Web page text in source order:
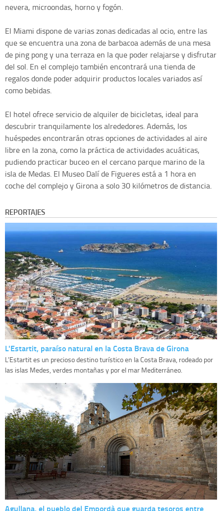
nevera, microondas, horno y fogón.
El Miami dispone de varias zonas dedicadas al ocio, entre las
que se encuentra una zona de barbacoa además de una mesa
de ping pong y una terraza en la que poder relajarse y disfrutar
del sol. En el complejo también encontrará una tienda de
regalos donde poder adquirir productos locales variados así
como bebidas.
El hotel ofrece servicio de alquiler de bicicletas, ideal para
descubrir tranquilamente los alrededores. Además, los
huéspedes encontrarán otras opciones de actividades al aire
libre en la zona, como la práctica de actividades acuáticas,
pudiendo practicar buceo en el cercano parque marino de la
isla de Medas. El Museo Dalí de Figueres está a 1 hora en
coche del complejo y Girona a solo 30 kilómetros de distancia.
REPORTAJES
L'Estartit, paraíso natural en la Costa Brava de Girona
L’Estartit es un precioso destino turístico en la Costa Brava, rodeado por
las islas Medes, verdes montañas y por el mar Mediterráneo.
Agullana, el pueblo del Empordà que guarda tesoros entre